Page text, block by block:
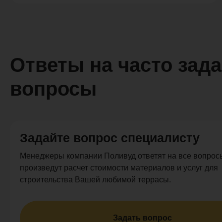
Ответы на часто
вопросы
Задайте вопрос специалисту
Менеджеры компании Поливуд ответят на все
произведут расчет стоимости материалов и услуг для
строительства Вашей любимой террасы.
Задать вопрос